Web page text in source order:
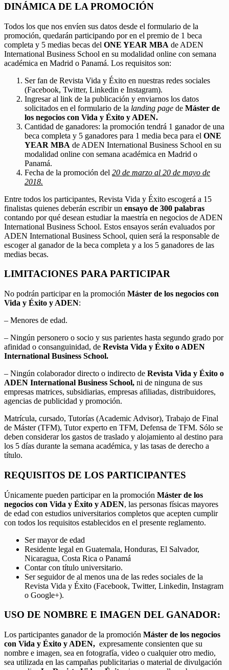
DINÁMICA DE LA PROMOCIÓN
Todos los que nos envíen sus datos desde el formulario de la
promoción, quedarán participando por en el premio de 1 beca
completa y 5 medias becas del ONE YEAR MBA de ADEN
International Business School en su modalidad online con semana
académica en Madrid o Panamá. Los requisitos son:
Ser fan de Revista Vida y Éxito en nuestras redes sociales
(Facebook, Twitter, Linkedin e Instagram).
Ingresar al link de la publicación y enviarnos los datos
solicitados en el formulario de la landing page de Máster de
los negocios con Vida y Éxito y ADEN.
Cantidad de ganadores: la promoción tendrá 1 ganador de una
beca completa y 5 ganadores para 1 media beca para el ONE
YEAR MBA de ADEN International Business School en su
modalidad online con semana académica en Madrid o
Panamá.
Fecha de la promoción del 20 de marzo al 20 de mayo de
2018.
Entre todos los participantes, Revista Vida y Éxito escogerá a 15
finalistas quienes deberán escribir un ensayo de 300 palabras
contando por qué desean estudiar la maestría en negocios de ADEN
International Business School. Estos ensayos serán evaluados por
ADEN International Business School, quien será la responsable de
escoger al ganador de la beca completa y a los 5 ganadores de las
medias becas.
LIMITACIONES PARA PARTICIPAR
No podrán participar en la promoción Máster de los negocios con
Vida y Éxito y ADEN:
– Menores de edad.
– Ningún personero o socio y sus parientes hasta segundo grado por
afinidad o consanguinidad, de Revista Vida y Éxito o ADEN
International Business School.
– Ningún colaborador directo o indirecto de Revista Vida y Éxito o
ADEN International Business School, ni de ninguna de sus
empresas matrices, subsidiarias, empresas afiliadas, distribuidores,
agencias de publicidad y promoción.
Matrícula, cursado, Tutorías (Academic Advisor), Trabajo de Final
de Máster (TFM), Tutor experto en TFM, Defensa de TFM. Sólo se
deben considerar los gastos de traslado y alojamiento al destino para
los 5 días durante la semana académica, y las tasas de derecho a
título.
REQUISITOS DE LOS PARTICIPANTES
Únicamente pueden participar en la promoción Máster de los
negocios con Vida y Éxito y ADEN, las personas físicas mayores
de edad con estudios universitarios completos que acepten cumplir
con todos los requisitos establecidos en el presente reglamento.
Ser mayor de edad
Residente legal en Guatemala, Honduras, El Salvador,
Nicaragua, Costa Rica o Panamá
Contar con título universitario.
Ser seguidor de al menos una de las redes sociales de la
Revista Vida y Éxito (Facebook, Twitter, Linkedin, Instagram
o Google+).
USO DE NOMBRE E IMAGEN DEL GANADOR:
Los participantes ganador de la promoción Máster de los negocios
con Vida y Éxito y ADEN, expresamente consienten que su
nombre e imagen, sea en fotografía, video o cualquier otro medio,
sea utilizada en las campañas publicitarias o material de divulgación